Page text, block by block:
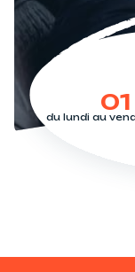
du lundi au